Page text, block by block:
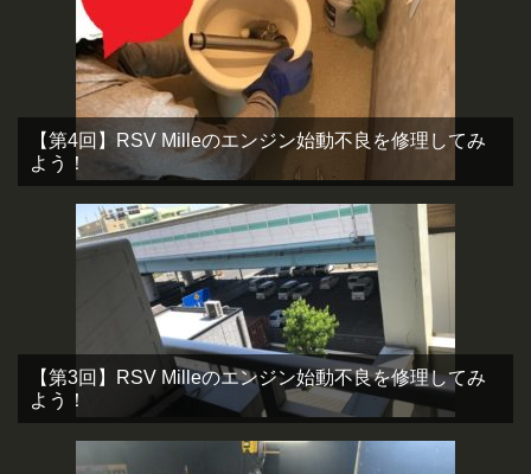
【第4回】RSV Milleのエンジン始動不良を修理してみ
よう！
【第3回】RSV Milleのエンジン始動不良を修理してみ
よう！